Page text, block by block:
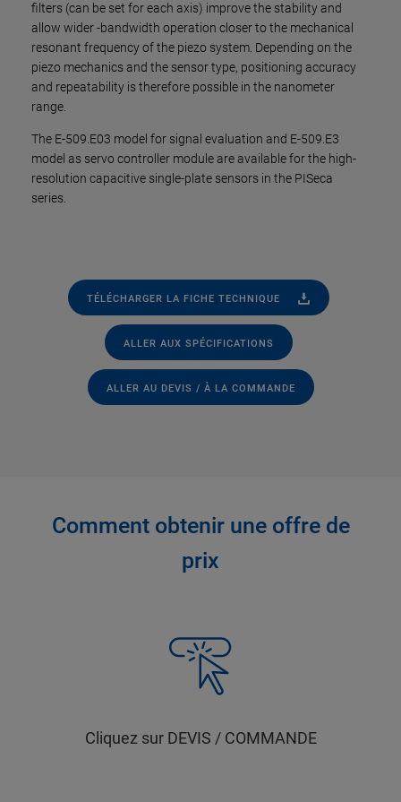
filters (can be set for each axis) improve the stability and
allow wider -bandwidth operation closer to the mechanical
resonant frequency of the piezo system. Depending on the
piezo mechanics and the sensor type, positioning accuracy
and repeatability is therefore possible in the nanometer
range.
The E-509.E03 model for signal evaluation and E-509.E3
model as servo controller module are available for the high-
resolution capacitive single-plate sensors in the PISeca
series.
TÉLÉCHARGER LA FICHE TECHNIQUE
ALLER AUX SPÉCIFICATIONS
ALLER AU DEVIS / À LA COMMANDE
Comment obtenir une offre de
prix
Cliquez sur DEVIS / COMMANDE